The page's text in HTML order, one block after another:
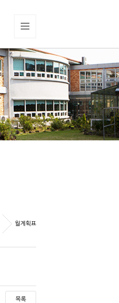
월계획표
목록